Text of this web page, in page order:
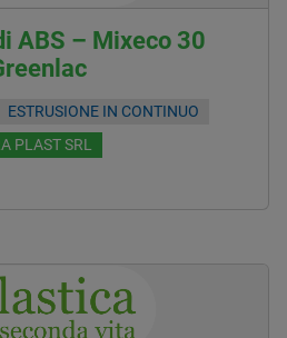
ABS – Mixeco 30
ESTRUSIONE IN CONTINUO
PLAST SRL